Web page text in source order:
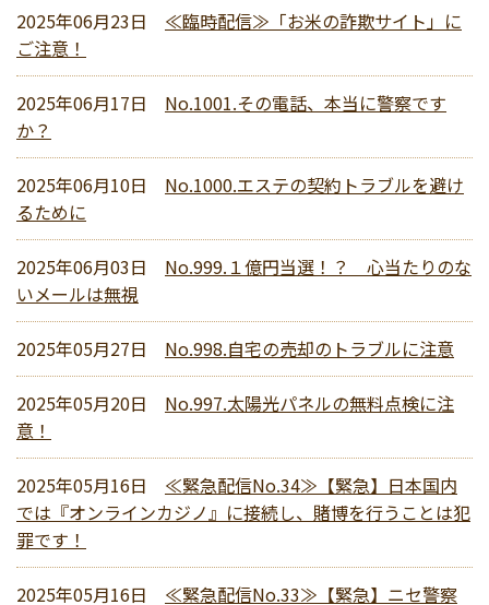
2025年06月23日
≪臨時配信≫「お米の詐欺サイト」に
ご注意！
2025年06月17日
No.1001.その電話、本当に警察です
か？
2025年06月10日
No.1000.エステの契約トラブルを避け
るために
2025年06月03日
No.999.１億円当選！？ 心当たりのな
いメールは無視
2025年05月27日 No.998.自宅の売却のトラブルに注意
2025年05月20日
No.997.太陽光パネルの無料点検に注
意！
2025年05月16日
≪緊急配信No.34≫【緊急】日本国内
では『オンラインカジノ』に接続し、賭博を行うことは犯
罪です！
2025年05月16日 ≪緊急配信No.33≫【緊急】ニセ警察